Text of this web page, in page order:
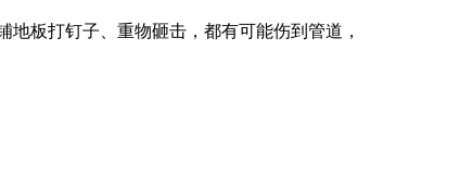
板打钉子、重物砸击，都有可能伤到管道，